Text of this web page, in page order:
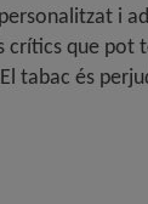
i
que pot
tabac és